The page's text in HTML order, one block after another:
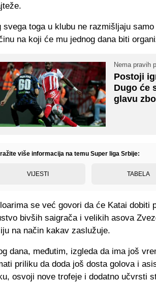
svega toga u klubu ne razmišljaju
na koji će mu jednog dana biti
Nema pravih
Postoji
Dugo će
glavu
više informacija na temu Super liga Srbije:
VIJESTI TABELA
se već govori da će Katai dobiti
bivših saigrača i velikih asova
na način kakav zaslužuje.
dana, međutim, izgleda da ima još
priliku da doda još dosta golova i
osvoji nove trofeje i dodatno učvrsti